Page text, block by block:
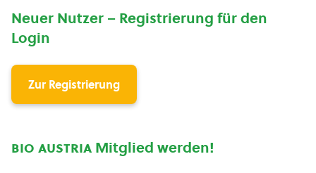
Neuer Nutzer – Registrierung für den
Login
Zur Registrierung
bio austria Mitglied werden!